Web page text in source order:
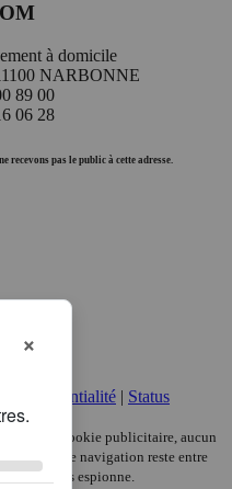
à domicile
NARBONNE
89 00
06 28
recevons pas le public à cette adresse.
confidentialité | Status
aucun cookie publicitaire, aucun
Votre navigation reste entre
chat vous espionne.
×